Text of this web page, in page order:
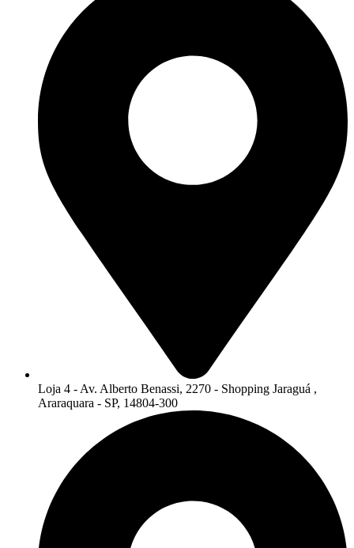
Loja 4 - Av. Alberto Benassi, 2270 - Shopping Jaraguá ,
Araraquara - SP, 14804-300